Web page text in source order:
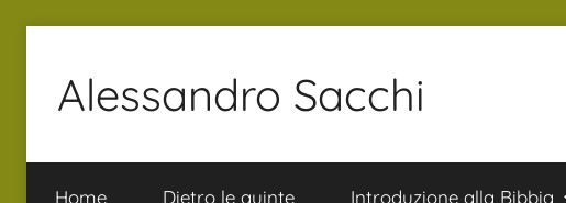
contenuto
Alessandro Sacchi
Interpretazione
Vita
Home Dietro le quinte Introduzione alla Bibbia